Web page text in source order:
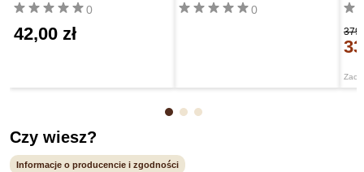
0
42,00 zł
0
Czy wiesz?
Informacje o producencie i zgodności